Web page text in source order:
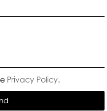
Privacy Policy.